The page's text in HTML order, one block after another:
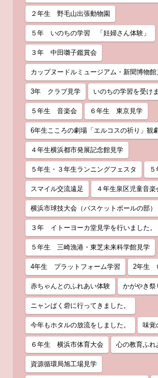
２年生 野毛山出張動物園
５年 いのちの学習 「妊婦さん体験」
３年 中田囃子鑑賞会
カップヌードルミュージアム・新聞博物館
3年 クラブ見学 いのちの学習を受け
５年生 音楽会 ６年生 東京見学
6年生こころの劇場「エルコスの祈り」観劇
４年生横浜都市発展記念館見学
５年生・３年生ランニングフェスタ
スマイル交流遠足 ４年生泉区児童音楽
横浜市球技大会（バスケットボールの部）
３年 イトーヨーカ堂見学を行いました。
５年生 三崎漁港・東芝未来科学館見学
4年生 プラットフォーム学習 2年生
赤ちゃんとのふれあい体験 かがやき祭
ニャンぱく砦に行ってきました。
今年もホタルの放流をしました。 味覚
６年生 横浜市体育大会 心の教育ふれ
資源循環局旭工場見学